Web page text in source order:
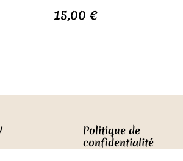
15,00 €
Politique de
confidentialité